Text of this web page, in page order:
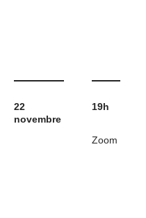
22
novembre
19h
Zoom